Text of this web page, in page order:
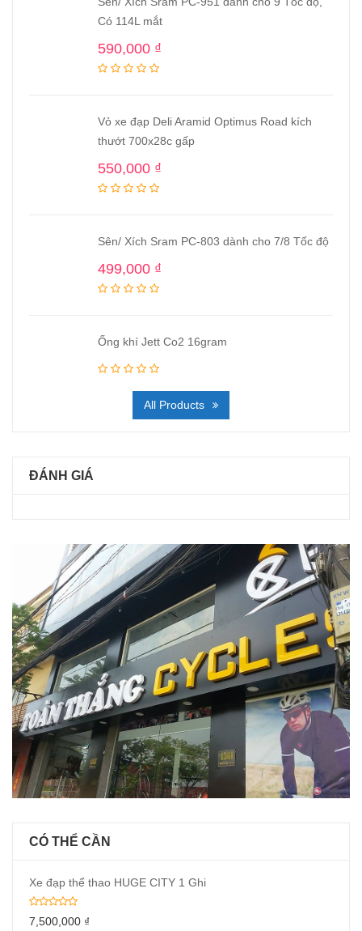
Có 114L mắt
590,000 ₫
Vỏ xe đạp Deli Aramid Optimus Road kích
thướt 700x28c gấp
550,000 ₫
Sên/ Xích Sram PC-803 dành cho 7/8 Tốc độ
499,000 ₫
Ống khí Jett Co2 16gram
All Products
ĐÁNH GIÁ
CÓ THỂ CẦN
Xe đạp thể thao HUGE CITY 1 Ghi
7,500,000 ₫